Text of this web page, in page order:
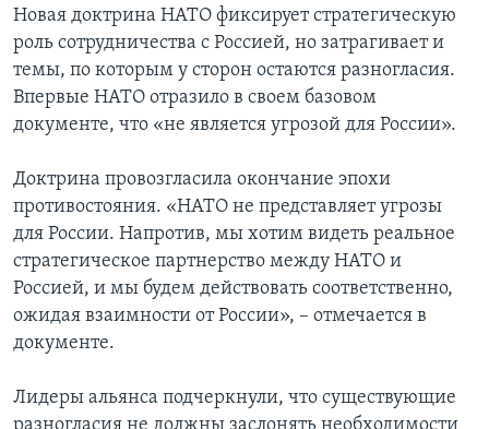
Новая доктрина НАТО фиксирует стратегическую
роль сотрудничества с Россией, но затрагивает и
темы, по которым у сторон остаются разногласия.
Впервые НАТО отразило в своем базовом
документе, что «не является угрозой для России».
Доктрина провозгласила окончание эпохи
противостояния. «НАТО не представляет угрозы
для России. Напротив, мы хотим видеть реальное
стратегическое партнерство между НАТО и
Россией, и мы будем действовать соответственно,
ожидая взаимности от России», – отмечается в
документе.
Лидеры альянса подчеркнули, что существующие